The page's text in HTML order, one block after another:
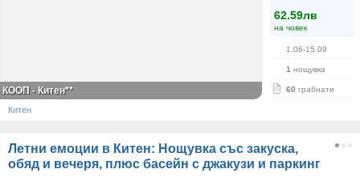
62.59лв
на човек
1.06-15.09
1 нощувка
60 грабнати
КООП - Китен**
Китен
Летни емоции в Китен: Нощувка със закуска,
обяд и вечеря, плюс басейн с джакузи и паркинг